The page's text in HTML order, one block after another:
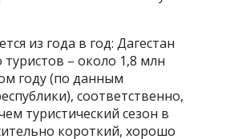
из года в год: Дагестан
– около 1,8 млн
году (по данным
соответственно,
туристический сезон в
короткий, хорошо